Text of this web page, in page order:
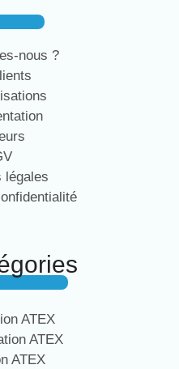
nous ?
légales
ATEX
ATEX
ATEX